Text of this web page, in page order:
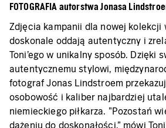
FOTOGRAFIA autorstwa Jonasa
Zdjęcia kampanii dla nowej
doskonale oddają autentyczny i
Toni'ego w unikalny sposób. Dzięki
autentycznemu stylowi,
fotograf Jonas Lindstroem
osobowość i kaliber najbardziej
niemieckiego piłkarza. "Pozostań
dążeniu do doskonałości," mówi